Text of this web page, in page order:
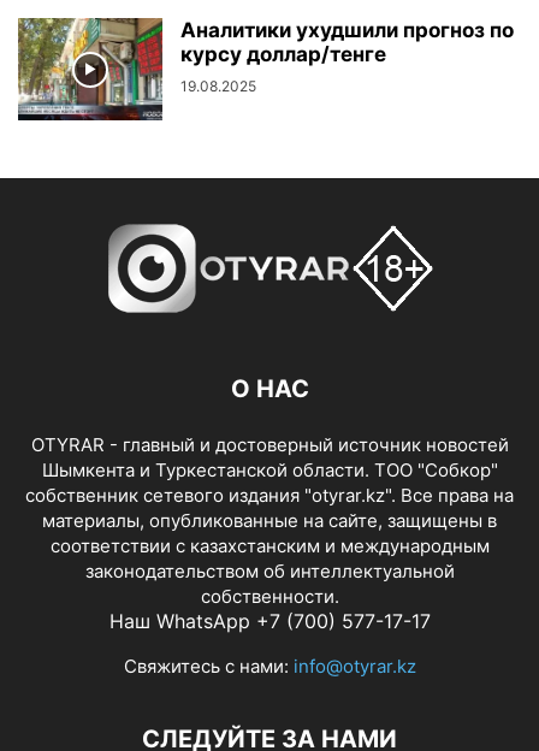
Аналитики ухудшили прогноз по
курсу доллар/тенге
19.08.2025
О НАС
OTYRAR - главный и достоверный источник новостей
Шымкента и Туркестанской области. ТОО "Собкор"
собственник сетевого издания "otyrar.kz". Все права на
материалы, опубликованные на сайте, защищены в
соответствии с казахстанским и международным
законодательством об интеллектуальной
собственности.
Наш WhatsApp +7 (700) 577-17-17
Свяжитесь с нами: info@otyrar.kz
СЛЕДУЙТЕ ЗА НАМИ